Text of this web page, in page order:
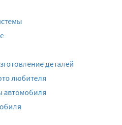
деталей
любителя
автомобиля